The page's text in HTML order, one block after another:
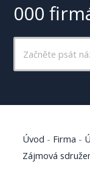
000
Úvod - Firma -
Zájmová